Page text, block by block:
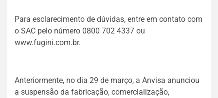
Para esclarecimento de dúvidas, entre em contato com
o SAC pelo número 0800 702 4337 ou
www.fugini.com.br.
Anteriormente, no dia 29 de março, a Anvisa anunciou
a suspensão da fabricação, comercialização,